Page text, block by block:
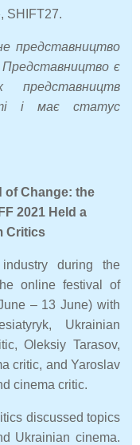
SHIFT27.
представництво
Представництво є
представництв
і має статус
of Change: the
2021 Held a
Critics
during the
online festival of
– 13 June) with
Ukrainian
Oleksiy Tarasov,
critic, and Yaroslav
cinema critic.
discussed topics
Ukrainian cinema.